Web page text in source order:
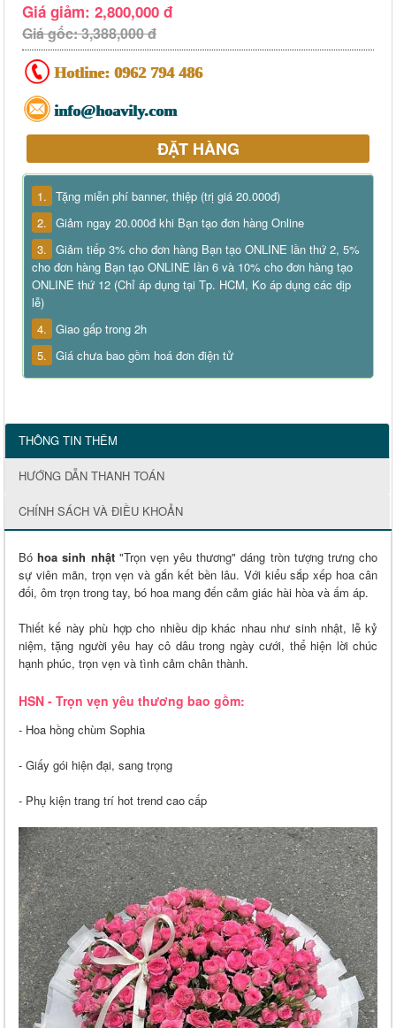
Giá giảm: 2,800,000 đ
Giá gốc: 3,388,000 đ
Hotline: 0962 794 486
info@hoavily.com
ĐẶT HÀNG
1. Tặng miễn phí banner, thiệp (trị giá 20.000đ)
2. Giảm ngay 20.000đ khi Bạn tạo đơn hàng Online
3. Giảm tiếp 3% cho đơn hàng Bạn tạo ONLINE lần thứ 2, 5%
cho đơn hàng Bạn tạo ONLINE lần 6 và 10% cho đơn hàng tạo
ONLINE thứ 12 (Chỉ áp dụng tại Tp. HCM, Ko áp dụng các dịp
lễ)
4. Giao gấp trong 2h
5. Giá chưa bao gồm hoá đơn điện tử
THÔNG TIN THÊM
HƯỚNG DẪN THANH TOÁN
CHÍNH SÁCH VÀ ĐIỀU KHOẢN
Bóhoa sinh nhật "Trọn vẹn yêu thương" dáng tròn tượng trưng cho
sự viên mãn, trọn vẹn và gắn kết bền lâu. Với kiểu sắp xếp hoa cân
đối, ôm trọn trong tay, bó hoa mang đến cảm giác hài hòa và ấm áp.
Thiết kế này phù hợp cho nhiều dịp khác nhau như sinh nhật, lễ kỷ
niệm, tặng người yêu hay cô dâu trong ngày cưới, thể hiện lời chúc
hạnh phúc, trọn vẹn và tình cảm chân thành.
HSN - Trọn vẹn yêu thương bao gồm:
- Hoa hồng chùm Sophia
- Giấy gói hiện đại, sang trọng
- Phụ kiện trang trí hot trend cao cấp